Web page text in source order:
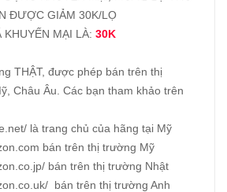
ĐƯỢC GIẢM 30K/LỌ
KHUYẾN MẠI LÀ: 30K
THẬT, được phép bán trên thị
Châu Âu. Các bạn tham khảo trên
là trang chủ của hãng tại Mỹ
bán trên thị trường Mỹ
bán trên thị trường Nhật
bán trên thị trường Anh